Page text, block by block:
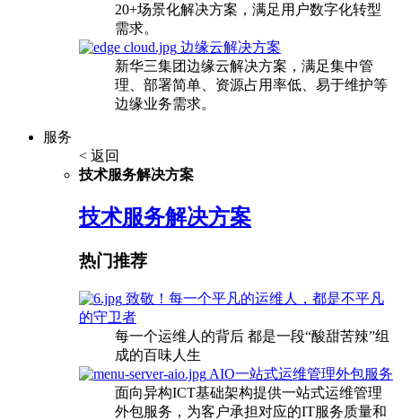
20+场景化解决方案，满足用户数字化转型
需求。
边缘云解决方案
新华三集团边缘云解决方案，满足集中管
理、部署简单、资源占用率低、易于维护等
边缘业务需求。
服务
< 返回
技术服务解决方案
技术服务解决方案
热门推荐
致敬！每一个平凡的运维人，都是不平凡
的守卫者
每一个运维人的背后 都是一段“酸甜苦辣”组
成的百味人生
AIO一站式运维管理外包服务
面向异构ICT基础架构提供一站式运维管理
外包服务，为客户承担对应的IT服务质量和